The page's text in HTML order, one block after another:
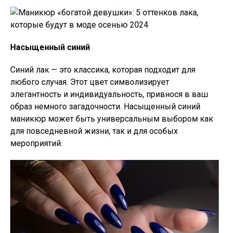
Насыщенный синий
Синий лак — это классика, которая подходит для
любого случая. Этот цвет символизирует
элегантность и индивидуальность, привнося в ваш
образ немного загадочности. Насыщенный синий
маникюр может быть универсальным выбором как
для повседневной жизни, так и для особых
мероприятий.